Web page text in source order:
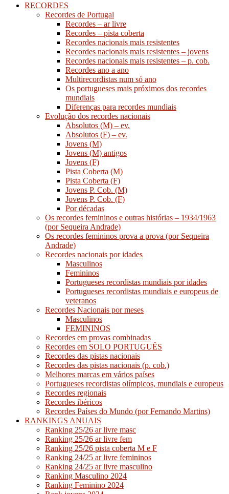
RECORDES
Recordes de Portugal
Recordes – ar livre
Recordes – pista coberta
Recordes nacionais mais resistentes
Recordes nacionais mais resistentes – jovens
Recordes nacionais mais resistentes – p. cob.
Recordes ano a ano
Multirecordistas num só ano
Os portugueses mais próximos dos recordes
mundiais
Diferenças para recordes mundiais
Evolução dos recordes nacionais
Absolutos (M) – ev.
Absolutos (F) – ev.
Jovens (M)
Jovens (M) antigos
Jovens (F)
Pista Coberta (M)
Pista Coberta (F)
Jovens P. Cob. (M)
Jovens P. Cob. (F)
Por décadas
Os recordes femininos e outras histórias – 1934/1963
(por Sequeira Andrade)
Os recordes femininos prova a prova (por Sequeira
Andrade)
Recordes nacionais por idades
Masculinos
Femininos
Portugueses recordistas mundiais por idades
Portugueses recordistas mundiais e europeus de
veteranos
Recordes Nacionais por meses
Masculinos
FEMININOS
Recordes em provas combinadas
Recordes em SOLO PORTUGUÊS
Recordes das pistas nacionais
Recordes das pistas nacionais (p. cob.)
Melhores marcas em vários países
Portugueses recordistas olímpicos, mundiais e europeus
Recordes regionais
Recordes ibéricos
Recordes Países do Mundo (por Fernando Martins)
RANKINGS ANUAIS
Ranking 25/26 ar livre masc
Ranking 25/26 ar livre fem
Ranking 25/26 pista coberta M e F
Ranking 24/25 ar livre femininos
Ranking 24/25 ar livre masculino
Ranking Masculino 2024
Ranking Feminino 2024